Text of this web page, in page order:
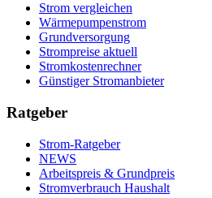
Strom vergleichen
Wärmepumpenstrom
Grundversorgung
Strompreise aktuell
Stromkostenrechner
Günstiger Stromanbieter
Ratgeber
Strom-Ratgeber
NEWS
Arbeitspreis & Grundpreis
Stromverbrauch Haushalt